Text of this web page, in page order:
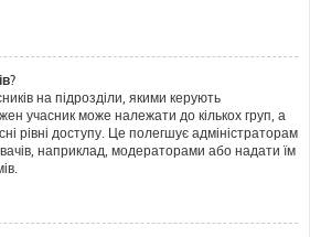
на підрозділи, якими керують
учасник може належати до кількох груп, а
рівні доступу. Це полегшує адміністраторам
наприклад, модераторами або надати їм